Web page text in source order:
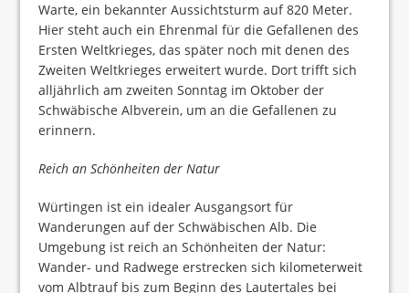
Warte, ein bekannter Aussichtsturm auf 820 Meter.
Hier steht auch ein Ehrenmal für die Gefallenen des
Ersten Weltkrieges, das später noch mit denen des
Zweiten Weltkrieges erweitert wurde. Dort trifft sich
alljährlich am zweiten Sonntag im Oktober der
Schwäbische Albverein, um an die Gefallenen zu
erinnern.
Reich an Schönheiten der Natur
Würtingen ist ein idealer Ausgangsort für
Wanderungen auf der Schwäbischen Alb. Die
Umgebung ist reich an Schönheiten der Natur:
Wander- und Radwege erstrecken sich kilometerweit
vom Albtrauf bis zum Beginn des Lautertales bei